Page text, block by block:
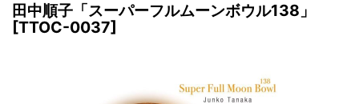
田中順子「スーパーフルムーンボウル138」
[TTOC-0037]